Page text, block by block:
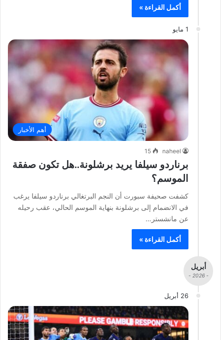
أكمل القراءة »
1 مايو
أهم الأخبار
naheel
15
برناردو سيلفا يريد برشلونة..هل تكون صفقة
الموسم؟
كشفت صحيفة سبورت أن النجم البرتغالي برناردو سيلفا يرغب
في الانضمام إلى برشلونة بنهاية الموسم الحالي، عقب رحيله
عن مانشستر…
أكمل القراءة »
أبريل
- 2026 -
26 أبريل